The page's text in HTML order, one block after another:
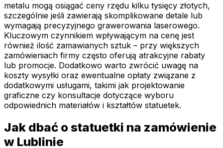
metalu mogą osiągać ceny rzędu kilku tysięcy złotych,
szczególnie jeśli zawierają skomplikowane detale lub
wymagają precyzyjnego grawerowania laserowego.
Kluczowym czynnikiem wpływającym na cenę jest
również ilość zamawianych sztuk – przy większych
zamówieniach firmy często oferują atrakcyjne rabaty
lub promocje. Dodatkowo warto zwrócić uwagę na
koszty wysyłki oraz ewentualne opłaty związane z
dodatkowymi usługami, takimi jak projektowanie
graficzne czy konsultacje dotyczące wyboru
odpowiednich materiałów i kształtów statuetek.
Jak dbać o statuetki na zamówienie
w Lublinie